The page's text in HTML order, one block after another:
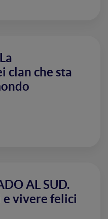
clan che sta
AL SUD.
vivere felici